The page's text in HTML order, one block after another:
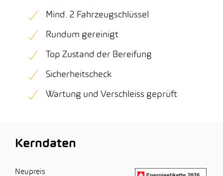
Mind. 2 Fahrzeugschlüssel
Rundum gereinigt
Top Zustand der Bereifung
Sicherheitscheck
Wartung und Verschleiss geprüft
Kerndaten
Neupreis